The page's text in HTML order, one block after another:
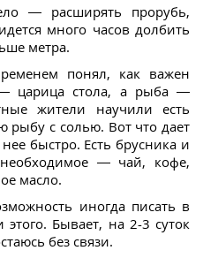
— расширять прорубь,
много часов долбить
метра.
понял, как важен
царица стола, а рыба —
жители научили есть
рыбу с солью. Вот что дает
быстро. Есть брусника и
— чай, кофе,
масло.
иногда писать в
этого. Бывает, на 2-3 суток
без связи.